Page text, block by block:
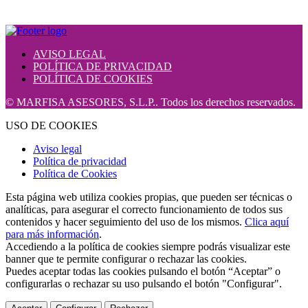
AVISO LEGAL
POLÍTICA DE PRIVACIDAD
POLÍTICA DE COOKIES
© MARFISA ASESORES, S.L.P.. Todos los derechos reservados.
USO DE COOKIES
Aviso legal
Política de privacidad
Política de Cookies
Esta página web utiliza cookies propias, que pueden ser técnicas o
analíticas, para asegurar el correcto funcionamiento de todos sus
contenidos y hacer seguimiento del uso de los mismos. Clica aquí
para más información.
Accediendo a la política de cookies siempre podrás visualizar este
banner que te permite configurar o rechazar las cookies.
Puedes aceptar todas las cookies pulsando el botón “Aceptar” o
configurarlas o rechazar su uso pulsando el botón "Configurar".